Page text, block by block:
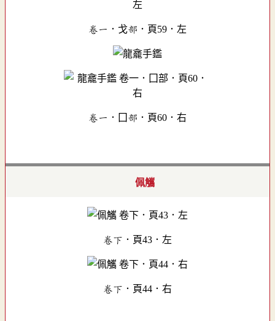
卷一．戈部．頁59．左
卷一．囗部．頁60．右
佩觿
卷下．頁43．左
卷下．頁44．右